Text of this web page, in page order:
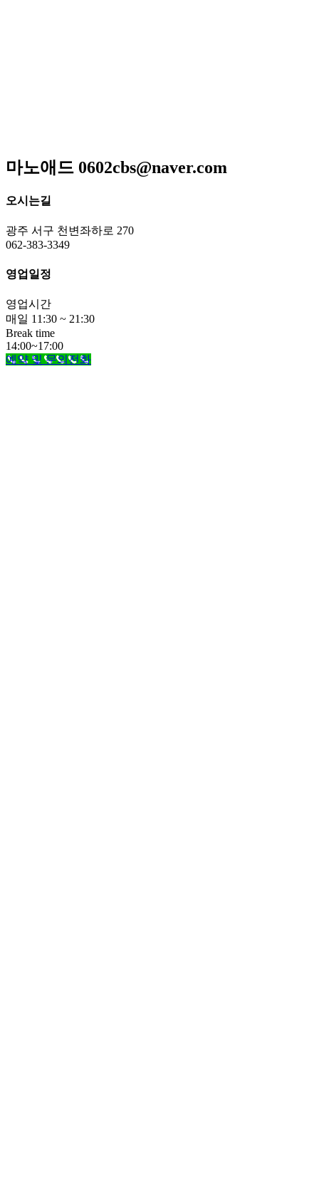
마노애드 0602cbs@naver.com
오시는길
광주 서구 천변좌하로 270
062-383-3349
영업일정
영업시간
매일 11:30 ~ 21:30
Break time
14:00~17:00
예약 및 문의전화